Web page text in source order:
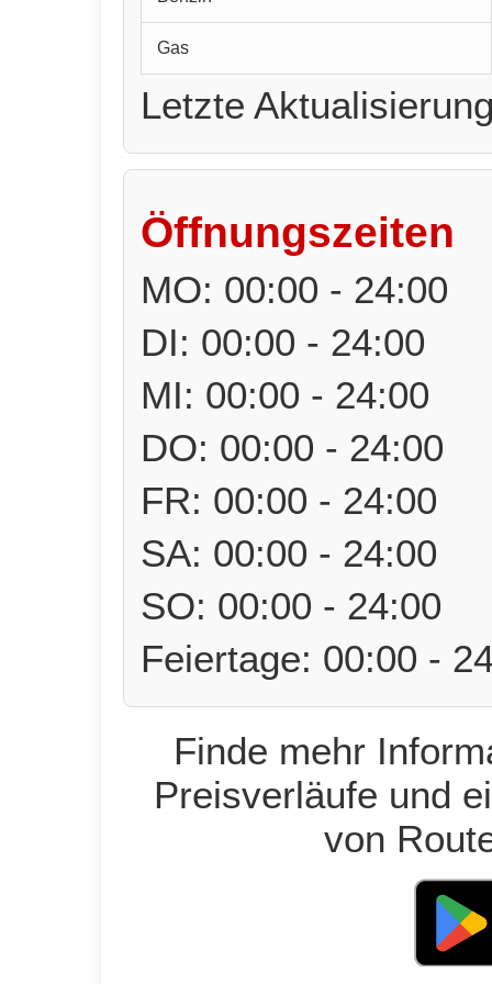
Gas
Letzte
Öffnungszeiten
MO: 00:00 - 24:00
DI: 00:00 - 24:00
MI: 00:00 - 24:00
DO: 00:00 - 24:00
FR: 00:00 - 24:00
SA: 00:00 - 24:00
SO: 00:00 - 24:00
Feiertage: 00:00 -
Finde mehr
Preisverläufe und
von